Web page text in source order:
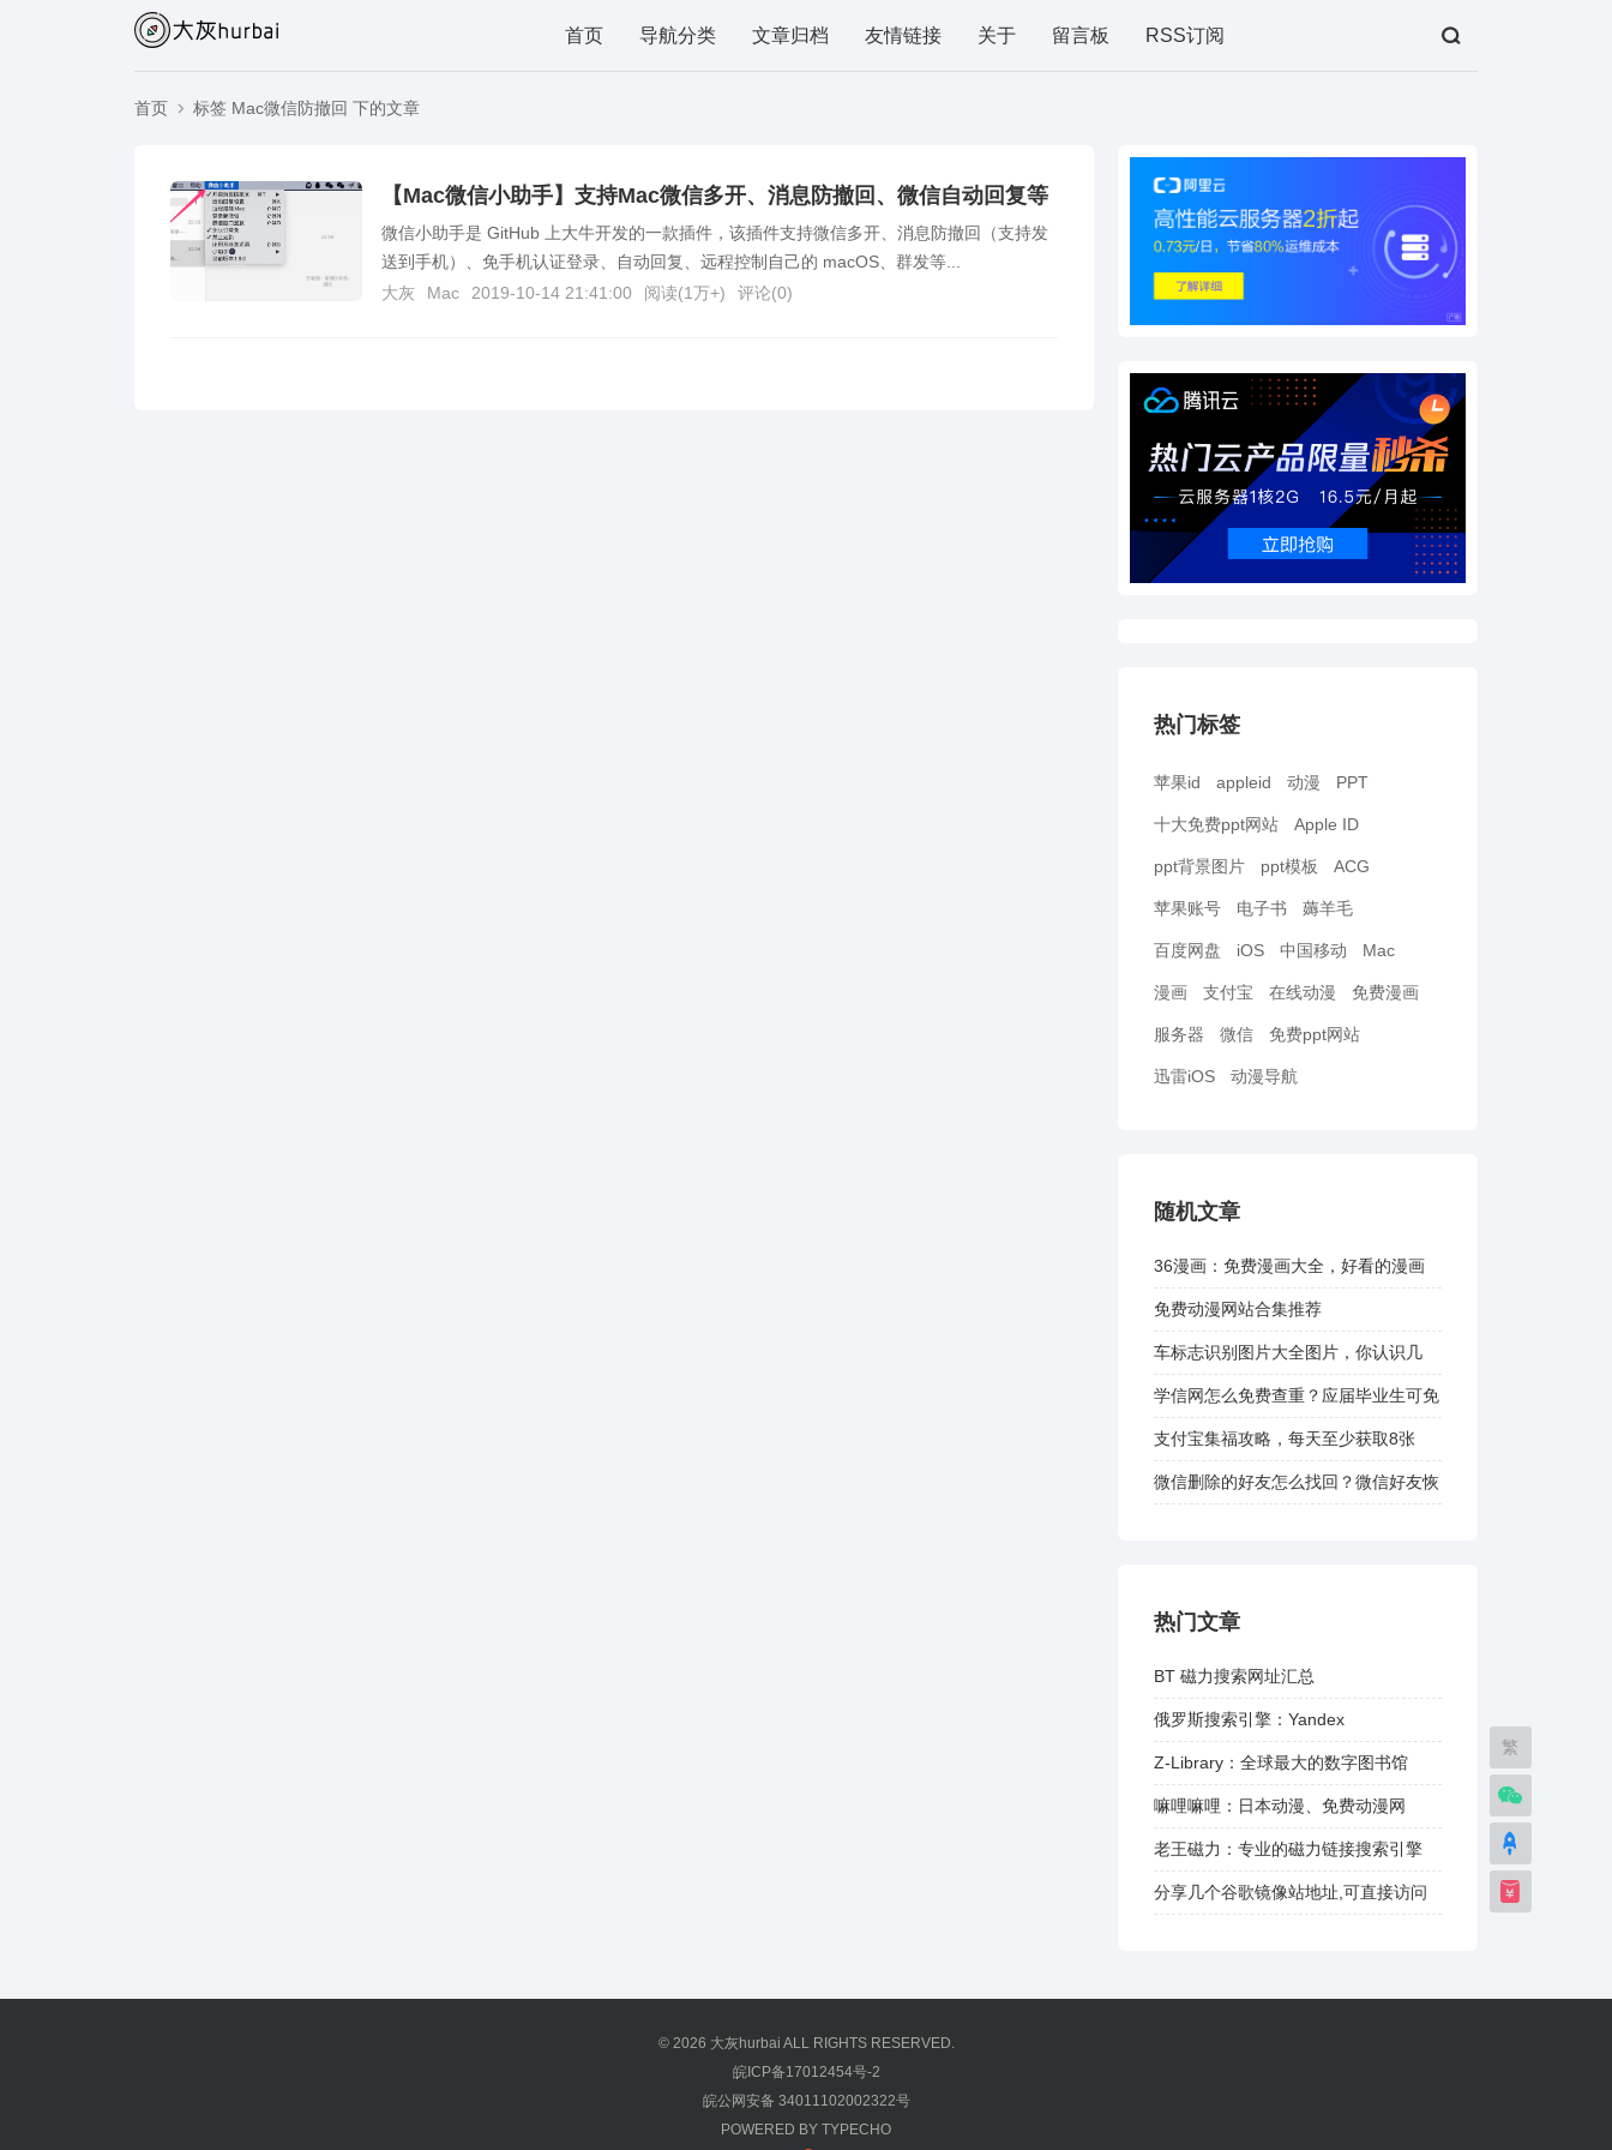
首页 导航分类 文章归档 友情链接 关于 留言板 RSS订阅
首页 标签 Mac微信防撤回 下的文章
【Mac微信小助手】支持Mac微信多开、消息防撤回、微信自动回复等
微信小助手是 GitHub 上大牛开发的一款插件，该插件支持微信多开、消息防撤回（支持发
送到手机）、免手机认证登录、自动回复、远程控制自己的 macOS、群发等...
大灰
Mac 2019-10-14 21:41:00 阅读(1万+) 评论(0)
热门标签
苹果id appleid 动漫 PPT
十大免费ppt网站 Apple ID
ppt背景图片 ppt模板 ACG
苹果账号 电子书 薅羊毛
百度网盘 iOS 中国移动 Mac
漫画 支付宝 在线动漫 免费漫画
服务器 微信 免费ppt网站
迅雷iOS 动漫导航
随机文章
36漫画：免费漫画大全，好看的漫画
免费动漫网站合集推荐
车标志识别图片大全图片，你认识几
个？
学信网怎么免费查重？应届毕业生可免
费获取一次学信网论文查重机会
支付宝集福攻略，每天至少获取8张
微信删除的好友怎么找回？微信好友恢
热门文章
BT 磁力搜索网址汇总
俄罗斯搜索引擎：Yandex
Z-Library：全球最大的数字图书馆
嘛哩嘛哩：日本动漫、免费动漫网
老王磁力：专业的磁力链接搜索引擎
分享几个谷歌镜像站地址,可直接访问
© 2026 大灰hurbai ALL RIGHTS RESERVED.
皖ICP备17012454号-2
皖公网安备 34011102002322号
POWERED BY TYPECHO
繁